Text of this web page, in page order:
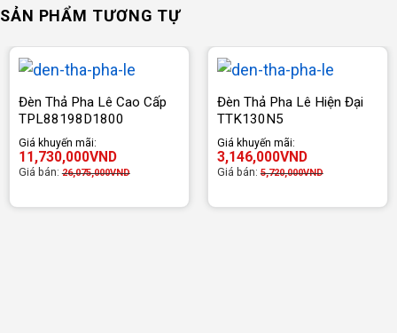
SẢN PHẨM TƯƠNG TỰ
Đèn Thả Pha Lê Cao Cấp
TPL88198D1800
Giá khuyến mãi:
11,730,000VND
Giá bán:26,075,000VND
Đèn Thả Pha Lê Hiện Đại
TTK130N5
Giá khuyến mãi:
3,146,000VND
Giá bán:5,720,000VND